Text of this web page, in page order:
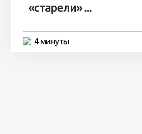
«старели» ...
4 минуты